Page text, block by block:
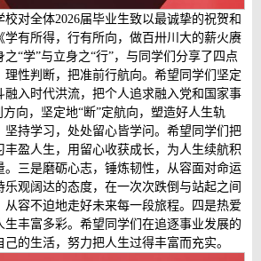
对全体2026届毕业生致以最诚挚的祝贺和
学有所得，行有所向，做百卅川大的薪火赓
“学”与立身之“行”，与同学们分享了四点
理性判断，把准前行航向。希望同学们坚定
融入时代洪流，把个人追求融入党和国家事
向，坚定地“断”定航向，塑造好人生轨
坚持学习，处处留心皆学问。希望同学们把
丰盈人生，用留心收获成长，为人生续航积
。三是磨砺心志，锤炼韧性，从容面对命运
观阔达的态度，在一次次跌倒与站起之间
从容不迫地走好未来每一段旅程。四是热爱
生丰富多彩。希望同学们在追逐事业发展的
的生活，努力把人生过得丰富而充实。